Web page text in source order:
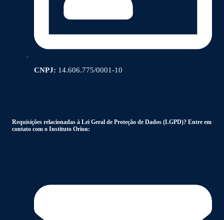
CNPJ: 14.606.775/0001-10
Requisições relacionadas à Lei Geral de Proteção de Dados (LGPD)? Entre em
contato com o Instituto Orion: